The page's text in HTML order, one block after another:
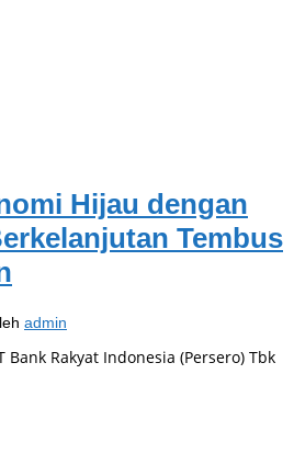
Hijau dengan
Tembus
admin
Bank Rakyat Indonesia (Persero) Tbk